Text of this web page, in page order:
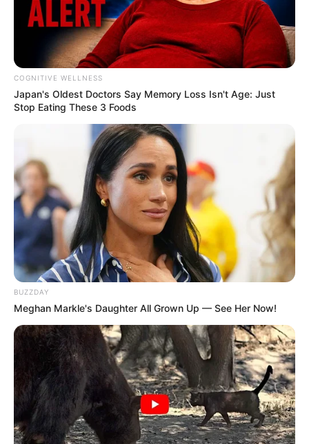
COGNITIVE WELLNESS
Japan's Oldest Doctors Say Me​mory Lo​ss Isn't Age: Just
Stop Eating These 3 Foods
BUZZDAY
Meghan Markle's Daughter All Grown Up — See Her Now!